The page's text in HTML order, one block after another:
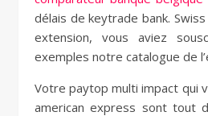
délais de keytrade bank.
extension, vous aviez
exemples notre catalogue de
Votre paytop multi impact qui
american express sont tout